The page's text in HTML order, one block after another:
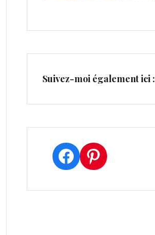
Suivez-moi également ici :
Facebook
Pinterest